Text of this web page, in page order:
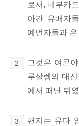
로서, 네부카
아간 유배자
예언자들과
2
그것은 여콘
루살렘의 대
에서 떠난 뒤
3
편지는 유다